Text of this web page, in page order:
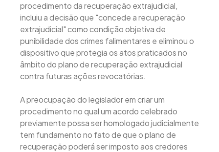
procedimento da recuperação extrajudicial,
incluiu a decisão que "concede a recuperação
extrajudicial" como condição objetiva de
punibilidade dos crimes falimentares e eliminou o
dispositivo que protegia os atos praticados no
âmbito do plano de recuperação extrajudicial
contra futuras ações revocatórias.
A preocupação do legislador em criar um
procedimento no qual um acordo celebrado
previamente possa ser homologado judicialmente
tem fundamento no fato de que o plano de
recuperação poderá ser imposto aos credores